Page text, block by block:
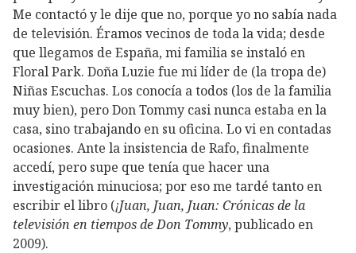
Me contactó y le dije que no, porque yo no sabía nada
de televisión. Éramos vecinos de toda la vida; desde
que llegamos de España, mi familia se instaló en
Floral Park. Doña Luzie fue mi líder de (la tropa de)
Niñas Escuchas. Los conocía a todos (los de la familia
muy bien), pero Don Tommy casi nunca estaba en la
casa, sino trabajando en su oficina. Lo vi en contadas
ocasiones. Ante la insistencia de Rafo, finalmente
accedí, pero supe que tenía que hacer una
investigación minuciosa; por eso me tardé tanto en
escribir el libro (¡Juan, Juan, Juan: Crónicas de la
televisión en tiempos de Don Tommy, publicado en
2009).